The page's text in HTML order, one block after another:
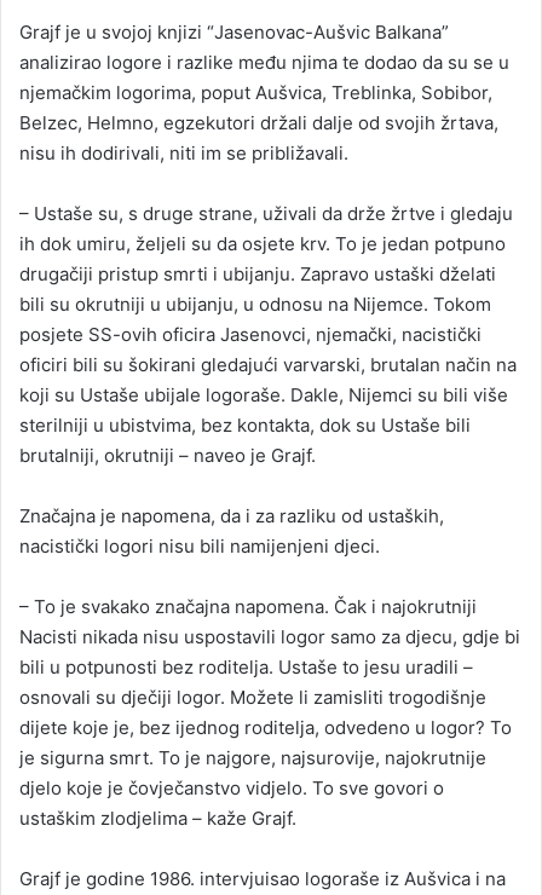
Grajf je u svojoj knjizi “Јasenovac-Aušvic Balkana”
analizirao logore i razlike među njima te dodao da su se u
njemačkim logorima, poput Aušvica, Treblinka, Sobibor,
Belzec, Helmno, egzekutori držali dalje od svojih žrtava,
nisu ih dodirivali, niti im se približavali.
– Ustaše su, s druge strane, uživali da drže žrtve i gledaju
ih dok umiru, željeli su da osjete krv. To je jedan potpuno
drugačiji pristup smrti i ubijanju. Zapravo ustaški dželati
bili su okrutniji u ubijanju, u odnosu na Nijemce. Tokom
posjete SS-ovih oficira Јasenovci, njemački, nacistički
oficiri bili su šokirani gledajući varvarski, brutalan način na
koji su Ustaše ubijale logoraše. Dakle, Nijemci su bili više
sterilniji u ubistvima, bez kontakta, dok su Ustaše bili
brutalniji, okrutniji – naveo je Grajf.
Značajna je napomena, da i za razliku od ustaških,
nacistički logori nisu bili namijenjeni djeci.
– To je svakako značajna napomena. Čak i najokrutniji
Nacisti nikada nisu uspostavili logor samo za djecu, gdje bi
bili u potpunosti bez roditelja. Ustaše to jesu uradili –
osnovali su dječiji logor. Možete li zamisliti trogodišnje
dijete koje je, bez ijednog roditelja, odvedeno u logor? To
je sigurna smrt. To je najgore, najsurovije, najokrutnije
djelo koje je čovječanstvo vidjelo. To sve govori o
ustaškim zlodjelima – kaže Grajf.
Grajf je godine 1986. intervjuisao logoraše iz Aušvica i na